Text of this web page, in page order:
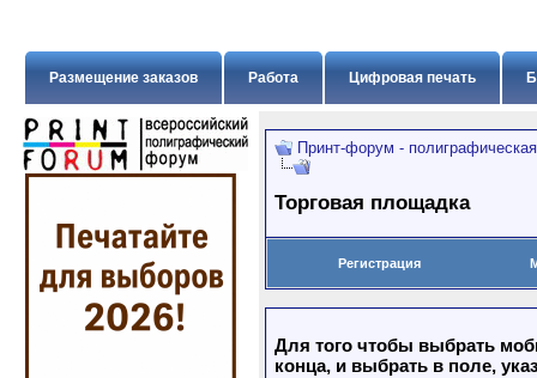
Цифровая печать
Работа
Размещение заказов
Принт-форум -
Торговая площадка
Регистрация
Для того чтобы выбрать
конца, и выбрать в поле,